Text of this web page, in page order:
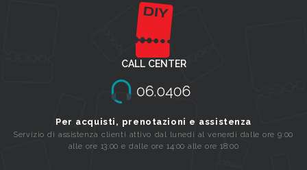
CALL CENTER
Per acquisti, prenotazioni e assistenza
Servizio di assistenza clienti attivo dal lunedi al venerdi dalle ore 9:00
alle ore 13:00 e dalle ore 14:00 alle ore 18:00